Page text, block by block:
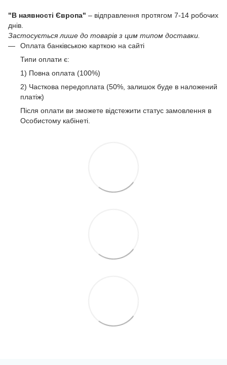
"В наявності Європа" – відправлення протягом 7-14 робочих
днів.
Застосується лише до товарів з цим типом доставки.
Оплата банківською карткою на сайті
Типи оплати є:
1) Повна оплата (100%)
2) Часткова передоплата (50%, залишок буде в наложений
платіж)
Після оплати ви зможете відстежити статус замовлення в
Особистому кабінеті.